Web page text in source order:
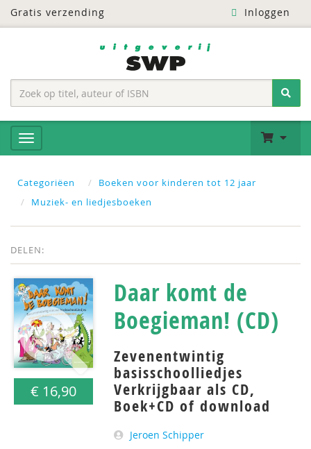
Gratis verzending Inloggen
Categoriëen
Boeken voor kinderen tot 12 jaar
Muziek- en liedjesboeken
DELEN:
€ 16,90
Daar komt de
Boegieman! (CD)
Zevenentwintig
basisschoolliedjes
Verkrijgbaar als CD,
Boek+CD of download
Jeroen Schipper